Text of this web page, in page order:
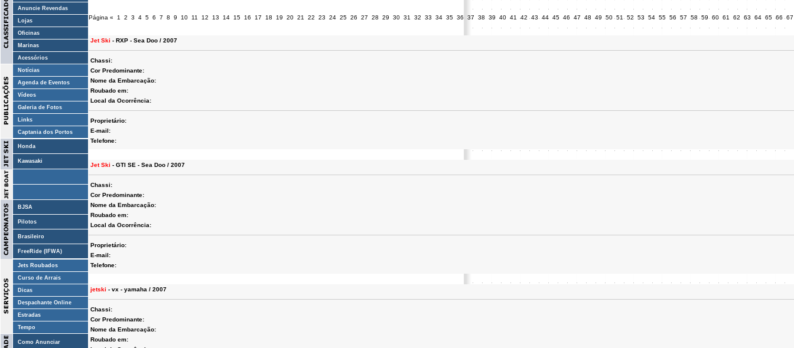
Anuncie Revendas
Lojas
Oficinas
Marinas
Acessórios
Notícias
Agenda de Eventos
Vídeos
Galeria de Fotos
Links
Captania dos Portos
Honda
Kawasaki
BJSA
Pilotos
Brasileiro
FreeRide (IFWA)
Jets Roubados
Curso de Arrais
Dicas
Despachante Online
Estradas
Tempo
Como Anunciar
Página « 1 2 3 4 5 6 7 8 9 10 11 12 13 14 15 16 17 18 19 20 21 22 23 24 25 26 27 28 29 30 31 32 33 34 35 36 37 38 39 40 41 42 43 44 45 46 47 48 49 50 51 52 53 54 55 56 57 58 59 60 61 62 63 64 65 66
Jet Ski - RXP - Sea Doo / 2007
Chassi:
Cor Predominante:
Nome da Embarcação:
Roubado em:
Local da Ocorrência:
Proprietário:
E-mail:
Telefone:
Jet Ski - GTI SE - Sea Doo / 2007
Chassi:
Cor Predominante:
Nome da Embarcação:
Roubado em:
Local da Ocorrência:
Proprietário:
E-mail:
Telefone:
jetski - vx - yamaha / 2007
Chassi:
Cor Predominante:
Nome da Embarcação:
Roubado em: